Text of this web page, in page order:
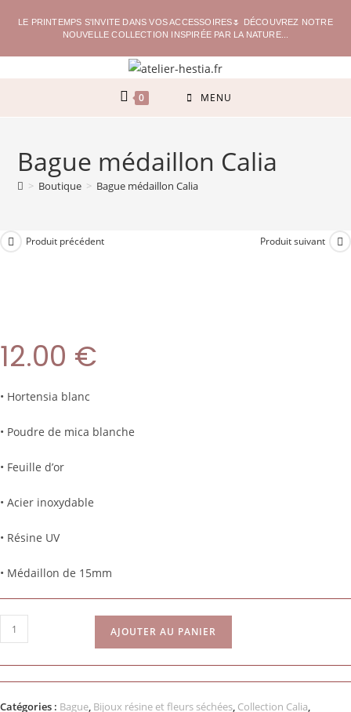
LE PRINTEMPS S'INVITE DANS VOS ACCESSOIRES🌷 DÉCOUVREZ NOTRE
NOUVELLE COLLECTION INSPIRÉE PAR LA NATURE...
0 MENU
Bague médaillon Calia
> Boutique > Bague médaillon Calia
Produit précédent Produit suivant
12.00 €
• Hortensia blanc
• Poudre de mica blanche
• Feuille d’or
• Acier inoxydable
• Résine UV
• Médaillon de 15mm
AJOUTER AU PANIER
Catégories : Bague, Bijoux résine et fleurs séchées, Collection Calia,